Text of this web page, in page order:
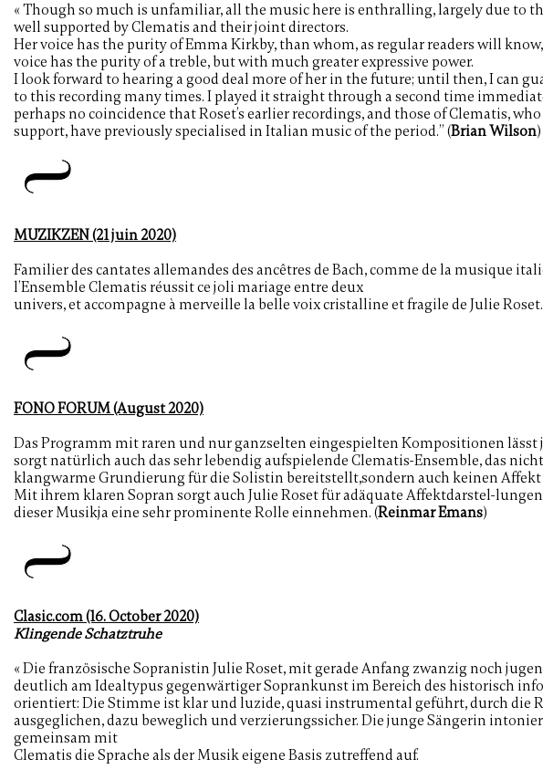
« Though so much is unfamiliar, all the music here is enthralling, largely due to
well supported by Clematis and their joint directors.
Hervoice has the purity of Emma Kirkby, than whom, as regular readers will
voice has the purity of a treble, but with much greater expressive power.
I look forward to hearing a good deal more of her in the future; until then, I can
to this recording many times. I played it straightthrough a second time
perhaps no coincidence that Roset’s earlier recordings, and those of Clematis,
support,have previously specialised in Italian music of the period.” (Brian Wilson)
MUZIKZEN (21 juin 2020)
Familier des cantates allemandes des ancêtres de Bach, comme de la musique
l’Ensemble Clematis réussit ce joli mariage entre deux
univers, et accompagne à merveille la belle voix cristalline et fragile de Julie
FONO FORUM (August 2020)
Das Programm mit raren und nur ganzselten eingespielten Kompositionen
sorgt natürlich auch das sehr lebendig aufspielende Clematis-Ensemble, das
klangwarme Grundierungfür die Solistin bereitstellt,sondern auch keinen
Mit ihrem klaren Sopran sorgt auch Julie Roset für adäquate Affektdarstel-
dieser Musikja eine sehr prominente Rolle einnehmen. (Reinmar Emans)
Clasic.com (16. October 2020)
Klingende Schatztruhe
« Die französische Sopranistin Julie Roset, mit gerade Anfang zwanzig noch
deutlich am Idealtypus gegenwärtiger Soprankunst im Bereich des historisch
orientiert: Die Stimme ist klar und luzide, quasi instrumental geführt, durch die
ausgeglichen, dazu beweglich undverzierungssicher. Die junge Sängerin
gemeinsam mit
Clematis die Sprache als der Musik eigene Basis zutreffend auf.